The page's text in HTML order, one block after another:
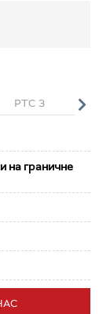
РТС 3
на граничне